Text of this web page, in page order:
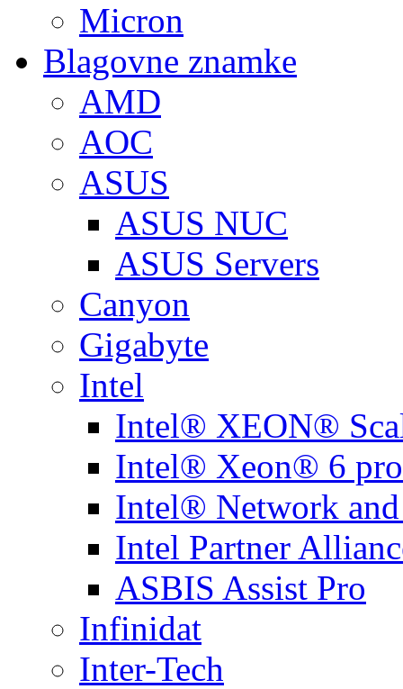
Micron
Blagovne znamke
AMD
AOC
ASUS
ASUS NUC
ASUS Servers
Canyon
Gigabyte
Intel
Intel® XEON®
Intel® Xeon® 6
Intel® Network
Intel Partner
ASBIS Assist Pro
Infinidat
Inter-Tech